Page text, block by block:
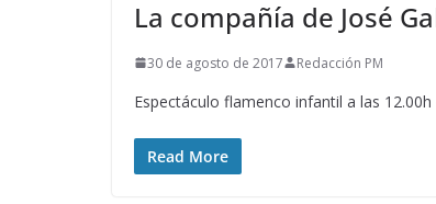
La compañía de José
30 de agosto de 2017 Redacción PM
Espectáculo flamenco infantil a las
Read More